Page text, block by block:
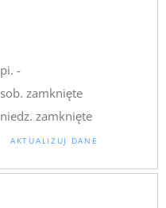
pi. -
sob. zamknięte
niedz. zamknięte
AKTUALIZUJ DANE